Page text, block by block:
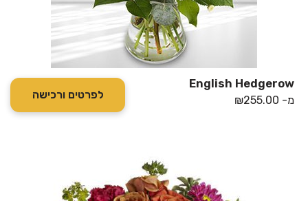
English Hedgerow
מ- ₪255.00 לפרטים ורכישה